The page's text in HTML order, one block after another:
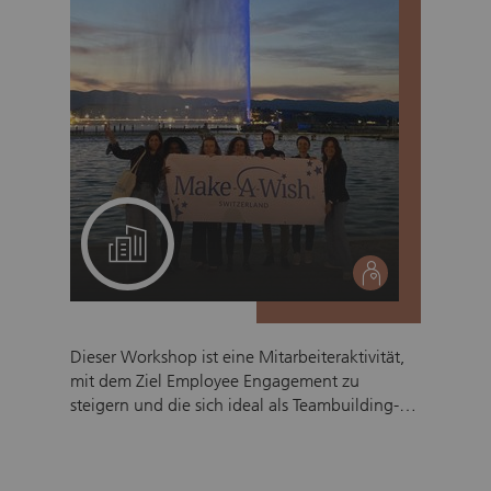
Ein Projekt für Ihr Team
social
Dieser Workshop ist eine Mitarbeiteraktivität,
mit dem Ziel Employee Engagement zu
steigern und die sich ideal als Teambuilding-